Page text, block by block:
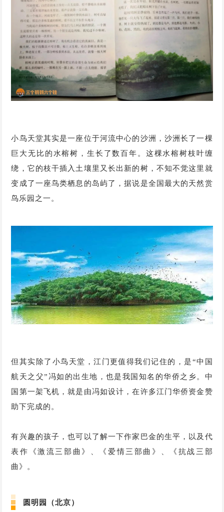
小鸟天堂其实是一座位于河流中心的沙洲，沙洲长了一棵
巨大无比的水榕树，生长了数百年。这棵水榕树枝叶缠
绕，它的枝干插入土壤里又长出新的树，不知不觉这里就
变成了一座鸟类栖息的岛屿了，据说是全国最大的天然赏
鸟乐园之一。
但其实除了小鸟天堂，江门更值得我们记住的，是“中国
航天之父”冯如的出生地，也是我国知名的华侨之乡。中
国第一架飞机，就是由冯如设计，在许多江门华侨资金赞
助下完成的。
有兴趣的孩子，也可以了解一下作家巴金的生平，以及代
表作《激流三部曲》、《爱情三部曲》、《抗战三部
曲》。
圆明园（北京）